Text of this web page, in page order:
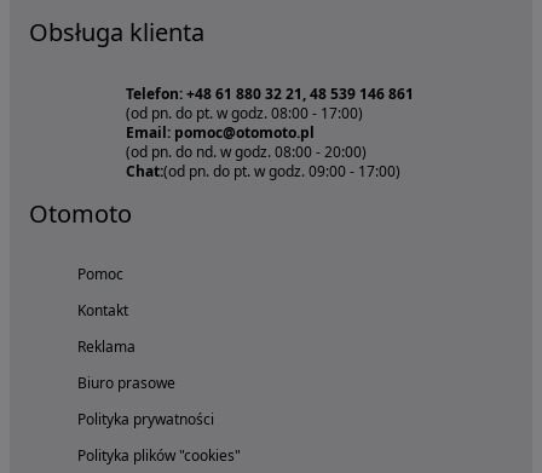
Obsługa klienta
Telefon: +48 61 880 32 21, 48 539 146 861
(od pn. do pt. w godz. 08:00 - 17:00)
Email: pomoc@otomoto.pl
(od pn. do nd. w godz. 08:00 - 20:00)
Chat:(od pn. do pt. w godz. 09:00 - 17:00)
Otomoto
Pomoc
Kontakt
Reklama
Biuro prasowe
Polityka prywatności
Polityka plików "cookies"